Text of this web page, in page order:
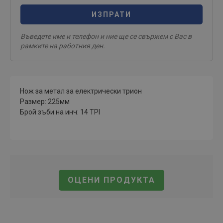
ИЗПРАТИ
Въведете име и телефон и ние ще се свържем с Вас в
рамките на работния ден.
ОЦЕНИ ПРОДУКТА
Нож за метал за електрически трион
Размер: 225мм
Брой зъби на инч: 14 TPI